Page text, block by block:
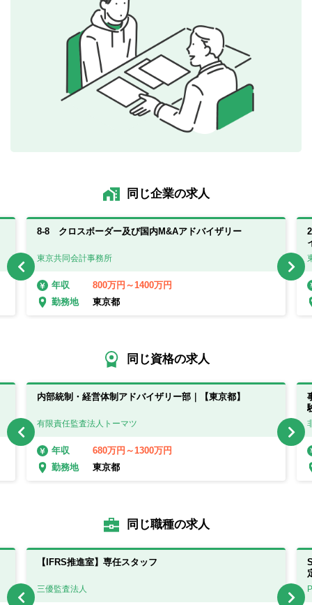
同じ企業の求人
8-8 クロスボーダー及び国内M&Aアドバイザリー
東京共同会計事務所
年収
800万円～1400万円
勤務地
東京都
同じ資格の求人
内部統制・経営体制アドバイザリー部｜【東京都】
有限責任監査法人トーマツ
年収
680万円～1300万円
勤務地
東京都
同じ職種の求人
【IFRS推進室】専任スタッフ
三優監査法人